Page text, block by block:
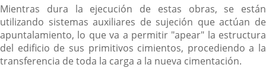
Mientras dura la ejecución de estas obras, se están
utilizando sistemas auxiliares de sujeción que actúan de
apuntalamiento, lo que va a permitir "apear" la estructura
del edificio de sus primitivos cimientos, procediendo a la
transferencia de toda la carga a la nueva cimentación.